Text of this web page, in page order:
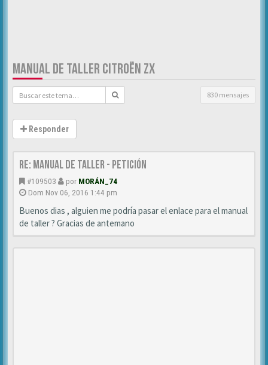
MANUAL DE TALLER CITROËN ZX
830 mensajes
Responder
Re: MANUAL DE TALLER - Petición
#109503 por MORÁN_74
Dom Nov 06, 2016 1:44 pm
Buenos dias , alguien me podría pasar el enlace para el manual
de taller ? Gracias de antemano